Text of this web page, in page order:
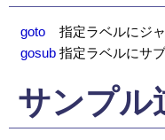
goto
指定ラベルにジ
gosub 指定ラベルにサ
サンプル